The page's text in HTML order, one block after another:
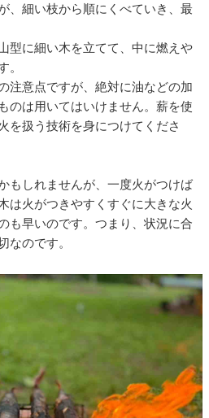
、細い枝から順にくべていき、最
型に細い木を立てて、中に燃えや
。
注意点ですが、絶対に油などの加
のは用いてはいけません。薪を使
を扱う技術を身につけてくださ
もしれませんが、一度火がつけば
は火がつきやすくすぐに大きな火
も早いのです。つまり、状況に合
なのです。